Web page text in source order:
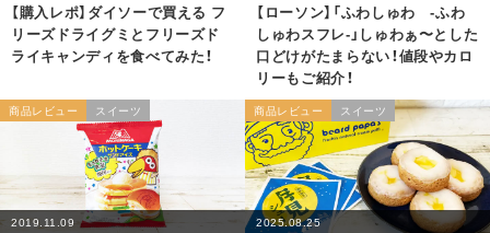
【購入レポ】ダイソーで買える フ
リーズドライグミとフリーズド
ライキャンディを食べてみた！
【ローソン】「ふわしゅわ -ふわ
しゅわスフレ-」しゅわぁ〜とした
口どけがたまらない！値段やカロ
リーもご紹介！
商品レビュー スイーツ
2019.11.09
商品レビュー スイーツ
2025.08.25